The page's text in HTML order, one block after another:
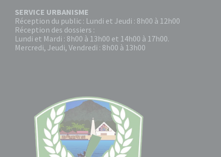
SERVICE URBANISME
Réception du public : Lundi et Jeudi : 8h00 à 12h00
Réception des dossiers :
Lundi et Mardi : 8h00 à 13h00 et 14h00 à 17h00.
Mercredi, Jeudi, Vendredi : 8h00 à 13h00